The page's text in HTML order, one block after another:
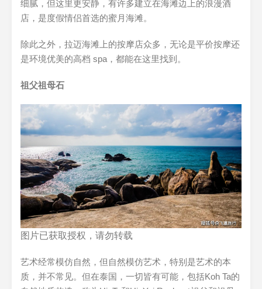
细腻，但这里更安静，有许多建立在海滩边上的浪漫酒
店，是度假情侣首选的蜜月海滩。
除此之外，拉迈海滩上的按摩店众多，无论是平价按摩还
是环境优美的高档 spa，都能在这里找到。
祖父祖母石
图片已获取授权，请勿转载
艺术经常模仿自然，但自然模仿艺术，特别是艺术的本
质，并不常见。但在泰国，一切皆有可能，包括Koh Ta的